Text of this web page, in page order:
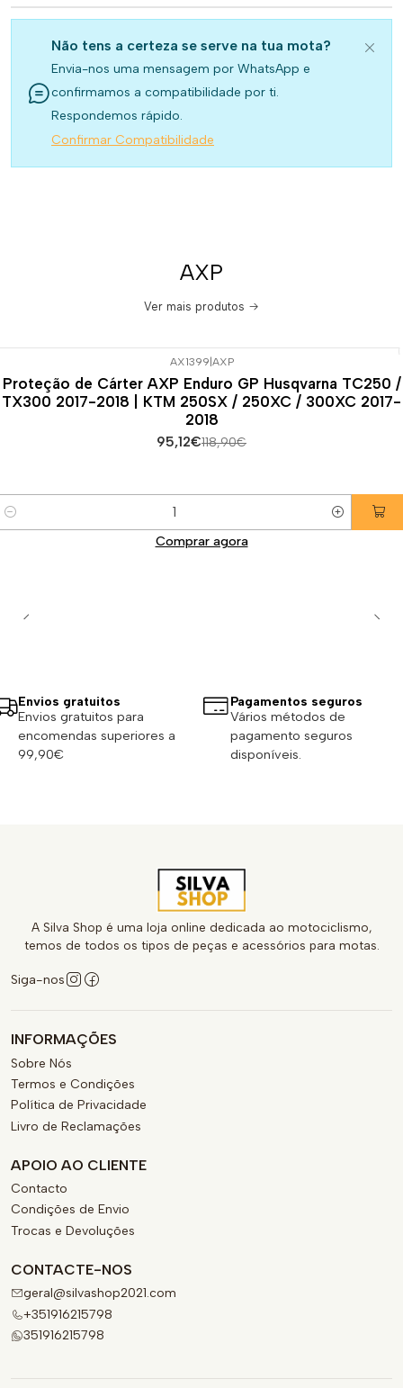
Não tens a certeza se serve na tua mota?
Envia-nos uma mensagem por WhatsApp e
confirmamos a compatibilidade por ti.
Respondemos rápido.
Confirmar Compatibilidade
AXP
Ver mais produtos
AX1399 AXP
Proteção de Cárter AXP Enduro GP Husqvarna TC250 /
TX300 2017-2018 | KTM 250SX / 250XC / 300XC 2017-
2018
95,12€118,90€
Comprar agora
Envios gratuitos
Envios gratuitos para
encomendas superiores a
99,90€
Pagamentos seguros
Vários métodos de
pagamento seguros
disponíveis.
A Silva Shop é uma loja online dedicada ao motociclismo,
temos de todos os tipos de peças e acessórios para motas.
Siga-nos
INFORMAÇÕES
Sobre Nós
Termos e Condições
Política de Privacidade
Livro de Reclamações
APOIO AO CLIENTE
Contacto
Condições de Envio
Trocas e Devoluções
CONTACTE-NOS
geral@silvashop2021.com
+351916215798
351916215798